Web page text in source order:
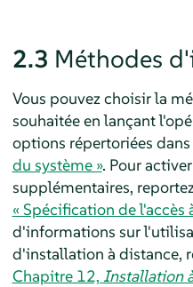
2.3 Méthodes
Vous pouvez choisir la
souhaitée en lançant
options répertoriées dans
du système ». Pour
supplémentaires,
« Spécification de l'accès
d'informations sur
d'installation à distance,
Chapitre 12, Installation